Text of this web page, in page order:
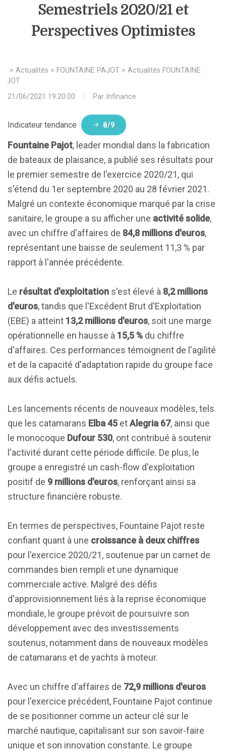
Semestriels 2020/21 et
Perspectives Optimistes
> Actualités > FOUNTAINE PAJOT > Actualités FOUNTAINE
21/06/2021 19:20:00
Par Infinance
Indicateur tendance 8/9
Fountaine Pajot, leader mondial dans la fabrication
de bateaux de plaisance, a publié ses résultats pour
le premier semestre de l'exercice 2020/21, qui
s'étend du 1er septembre 2020 au 28 février 2021.
Malgré un contexte économique marqué par la crise
sanitaire, le groupe a su afficher une activité solide,
avec un chiffre d'affaires de 84,8 millions d'euros,
représentant une baisse de seulement 11,3 % par
rapport à l'année précédente.
Le résultat d'exploitation s'est élevé à 8,2 millions
d'euros, tandis que l'Excédent Brut d'Exploitation
(EBE) a atteint 13,2 millions d'euros, soit une marge
opérationnelle en hausse à 15,5 % du chiffre
d'affaires. Ces performances témoignent de l'agilité
et de la capacité d'adaptation rapide du groupe face
aux défis actuels.
Les lancements récents de nouveaux modèles, tels
que les catamarans Elba 45 etAlegria 67, ainsi que
le monocoque Dufour 530, ont contribué à soutenir
l'activité durant cette période difficile. De plus, le
groupe a enregistré un cash-flow d'exploitation
positif de 9 millions d'euros, renforçant ainsi sa
structure financière robuste.
En termes de perspectives, Fountaine Pajot reste
confiant quant à une croissance à deux chiffres
pour l'exercice 2020/21, soutenue par un carnet de
commandes bien rempli et une dynamique
commerciale active. Malgré des défis
d'approvisionnement liés à la reprise économique
mondiale, le groupe prévoit de poursuivre son
développement avec des investissements
soutenus, notamment dans de nouveaux modèles
de catamarans et de yachts à moteur.
Avec un chiffre d'affaires de 72,9 millions d'euros
pour l'exercice précédent, Fountaine Pajot continue
de se positionner comme un acteur clé sur le
marché nautique, capitalisant sur son savoir-faire
unique et son innovation constante. Le groupe